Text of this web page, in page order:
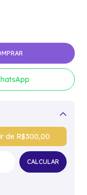
de R$300,00
CALCULAR